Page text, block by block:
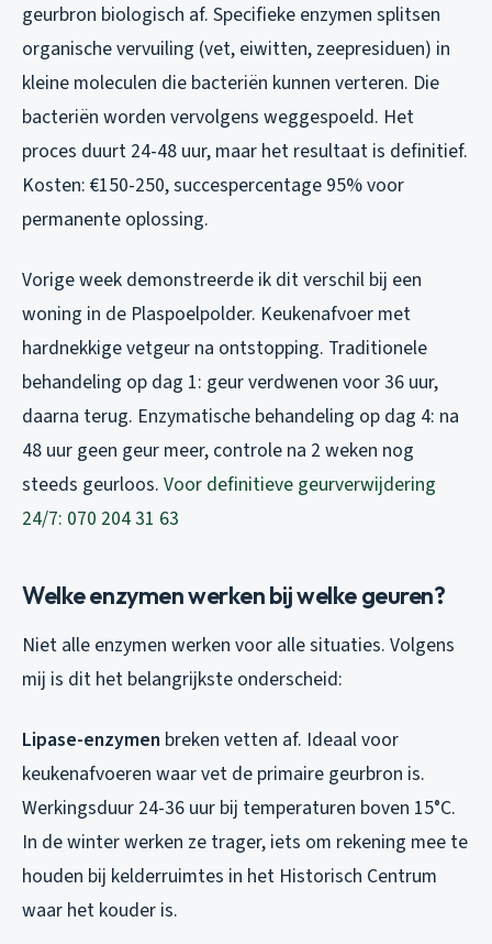
geurbron biologisch af. Specifieke enzymen splitsen
organische vervuiling (vet, eiwitten, zeepresiduen) in
kleine moleculen die bacteriën kunnen verteren. Die
bacteriën worden vervolgens weggespoeld. Het
proces duurt 24-48 uur, maar het resultaat is definitief.
Kosten: €150-250, succespercentage 95% voor
permanente oplossing.
Vorige week demonstreerde ik dit verschil bij een
woning in de Plaspoelpolder. Keukenafvoer met
hardnekkige vetgeur na ontstopping. Traditionele
behandeling op dag 1: geur verdwenen voor 36 uur,
daarna terug. Enzymatische behandeling op dag 4: na
48 uur geen geur meer, controle na 2 weken nog
steeds geurloos. Voor definitieve geurverwijdering
24/7: 070 204 31 63
Welke enzymen werken bij welke geuren?
Niet alle enzymen werken voor alle situaties. Volgens
mij is dit het belangrijkste onderscheid:
Lipase-enzymen breken vetten af. Ideaal voor
keukenafvoeren waar vet de primaire geurbron is.
Werkingsduur 24-36 uur bij temperaturen boven 15°C.
In de winter werken ze trager, iets om rekening mee te
houden bij kelderruimtes in het Historisch Centrum
waar het kouder is.